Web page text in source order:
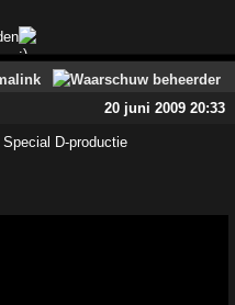
20 juni 2009 20:33
D-productie